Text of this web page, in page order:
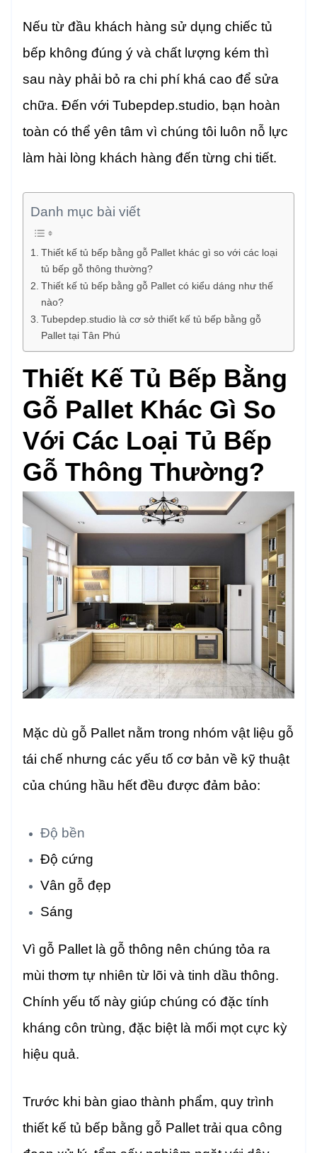
Nếu từ đầu khách hàng sử dụng chiếc tủ
bếp không đúng ý và chất lượng kém thì
sau này phải bỏ ra chi phí khá cao để sửa
chữa. Đến với Tubepdep.studio, bạn hoàn
toàn có thể yên tâm vì chúng tôi luôn nỗ lực
làm hài lòng khách hàng đến từng chi tiết.
Danh mục bài viết
Thiết kế tủ bếp bằng gỗ Pallet khác gì so với các loại
tủ bếp gỗ thông thường?
Thiết kế tủ bếp bằng gỗ Pallet có kiểu dáng như thế
nào?
Tubepdep.studio là cơ sở thiết kế tủ bếp bằng gỗ
Pallet tại Tân Phú
Thiết Kế Tủ Bếp Bằng
Gỗ Pallet Khác Gì So
Với Các Loại Tủ Bếp
Gỗ Thông Thường?
Mặc dù gỗ Pallet nằm trong nhóm vật liệu gỗ
tái chế nhưng các yếu tố cơ bản về kỹ thuật
của chúng hầu hết đều được đảm bảo:
Độ bền
Độ cứng
Vân gỗ đẹp
Sáng
Vì gỗ Pallet là gỗ thông nên chúng tỏa ra
mùi thơm tự nhiên từ lõi và tinh dầu thông.
Chính yếu tố này giúp chúng có đặc tính
kháng côn trùng, đặc biệt là mối mọt cực kỳ
hiệu quả.
Trước khi bàn giao thành phẩm, quy trình
thiết kế tủ bếp bằng gỗ Pallet trải qua công